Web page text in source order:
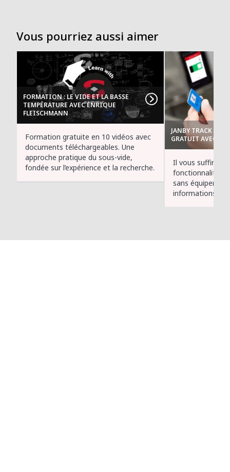
Vous pourriez aussi aimer
FORMATION : LE VIDE ET LA BASSE
TEMPÉRATURE AVEC ENRIQUE
FLEISCHMANN
Formation gratuite en 10 vidéos avec
documents téléchargeables. Une
approche pratique du sous-vide,
fondée sur l’expérience et la recherche.
JANBY TRACK
GRATUIT AVEC
Il vous suffira
fonctionnalité
sans
informations de